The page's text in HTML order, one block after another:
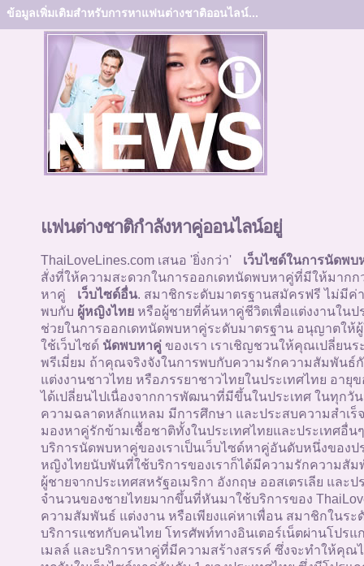
ข้อมูลเพิ่มเติมสำหรับการหาแฟนต่างชาติออนไลน์...
แฟนต่างชาติกำลังหาคู่ออนไลน์อยู่
ThaiLoveLines.com เสนอ 'ยิ่งกว่า'
เว็บไซด์ในการนัดพบ
สั่งที่ให้ความสะดวกในการออกเดทนัดพบหาคู่ที่มีให้มากก
หาคู่
เว็บไซด์อื่น. สมาชิกระดับมาตรฐานสมัครฟรี ไม่มีค่
พบกับ ผู้หญิงไทยหรือผู้ชายที่ค้นหาคู่ชีวิตเพื่อแต่งงานในป
ช่วยในการออกเดทนัดพบหาคู่ระดับมาตรฐาน อนุญาตให้
ใช้เว็บไซด์ นัดพบหาคู่ของเรา เราเชิญชวนให้คุณเปลี่ยน
พรีเมี่ยม ถ้าคุณจริงจังในการพบกับความรักความสัมพันธ์
แต่งงานชาวไทย หรือภรรยาชาวไทยในประเทศไทย อายุข
ได้เปลี่ยนไปเนื่องจากการพัฒนาที่มีขึ้นในประเทศ ในทุกวั
ความฉลาดหลักแหลม มีการศึกษา และประสบความสำเร็
มองหาคู่รักข้ามเชื้อชาติทั้งในประเทศไทยและประเทศอื่น
บริการนัดพบหาคู่ของเราเป็นเว็บไซด์หาคู่อันดับหนึ่งของป
หญิงไทยนับพันที่ใช้บริการของเราก็ได้มีความรักความสัม
ผู้ชายจากประเทศสหรัฐอเมริกา อังกฤษ ออสเตรเลีย และ
จำนวนของชายไทยมากขึ้นที่หันมาใช้บริการของ
ความสัมพันธ์ แต่งงาน หรือเพียงแค่หาเพื่อน สมาชิกในระ
บริการแชทกับคนไทย โทรศัพท์ทางอินเตอร์เน็ตผ่านโปรแ
เมลล์ และบริการหาคู่ที่มีความสร้างสรรค์ ซึ่งจะทำให้คุณ